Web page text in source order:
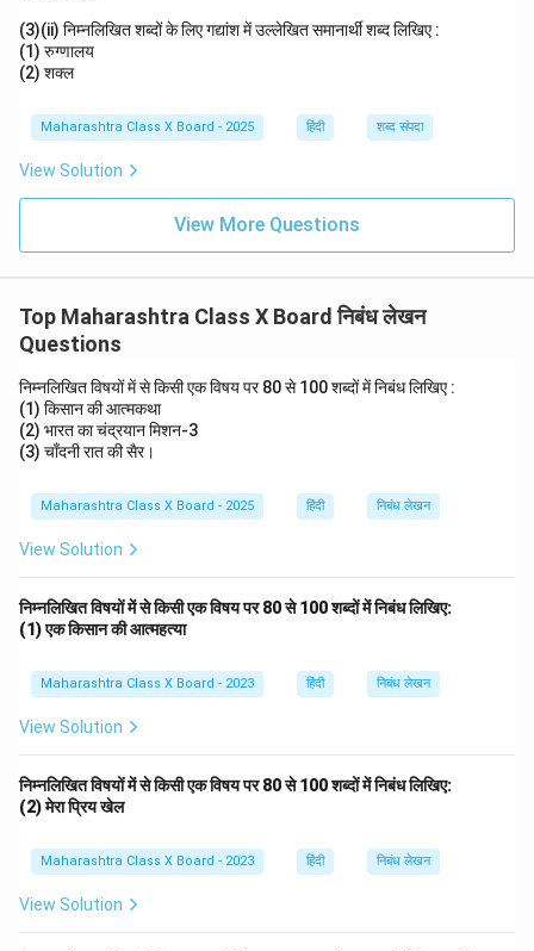
(3)(ii) निम्नलिखित शब्दों के लिए गद्यांश में उल्लेखित समानार्थी शब्द लिखिए :
(1) रुग्णालय
(2) शक्ल
Maharashtra Class X Board - 2025 हिंदी शब्द संपदा
View Solution
View More Questions
Top Maharashtra Class X Board निबंध लेखन
Questions
निम्नलिखित विषयों में से किसी एक विषय पर 80 से 100 शब्दों में निबंध लिखिए :
(1) किसान की आत्मकथा
(2) भारत का चंद्रयान मिशन-3
(3) चाँदनी रात की सैर।
Maharashtra Class X Board - 2025 हिंदी निबंध लेखन
View Solution
निम्नलिखित विषयों में से किसी एक विषय पर 80 से 100 शब्दों में निबंध लिखिए:
(1) एक किसान की आत्महत्या
Maharashtra Class X Board - 2023 हिंदी निबंध लेखन
View Solution
निम्नलिखित विषयों में से किसी एक विषय पर 80 से 100 शब्दों में निबंध लिखिए:
(2) मेरा प्रिय खेल
Maharashtra Class X Board - 2023 हिंदी निबंध लेखन
View Solution